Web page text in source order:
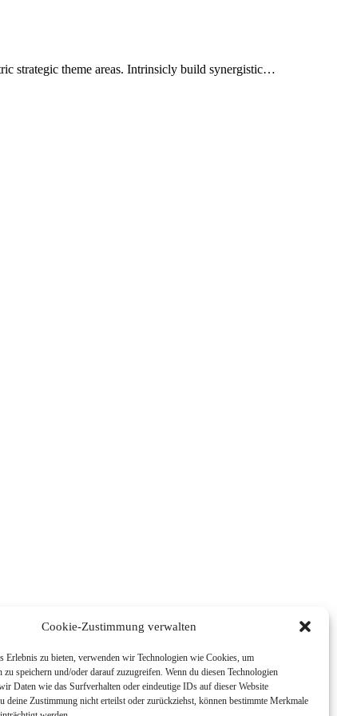
Cookie-Zustimmung verwalten
Erlebnis zu bieten, verwenden wir Technologien wie Cookies, um
zu speichern und/oder darauf zuzugreifen. Wenn du diesen Technologien
Daten wie das Surfverhalten oder eindeutige IDs auf dieser Website
deine Zustimmung nicht erteilst oder zurückziehst, können bestimmte Merkmale
strategic theme areas. Intrinsicly build synergistic…